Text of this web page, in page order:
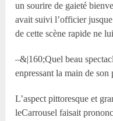
un sourire de gaieté
avait suivi l’officier
de cette scène rapide ne
–&|160;Quel beau
enpressant la main de son
L’aspect pittoresque et
leCarrousel faisait